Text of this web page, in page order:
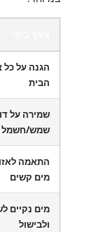
הגנה על כל
הבית
שמירה על
שמש/חשמל
התאמה
מים קשים
מים נקיים
ולבישול